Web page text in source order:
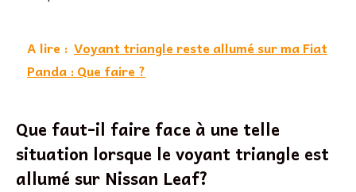
A lire : Voyant triangle reste allumé sur ma Fiat
Panda : Que faire ?
Que faut-il faire face à une telle
situation lorsque le voyant triangle est
allumé sur Nissan Leaf?